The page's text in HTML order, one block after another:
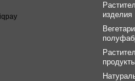
изделия